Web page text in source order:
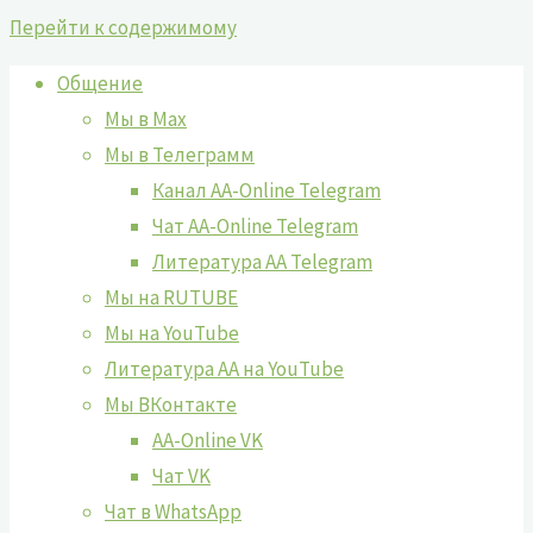
Перейти к содержимому
Общение
Мы в Max
Мы в Телеграмм
Канал AA-Online Telegram
Чат AA-Online Telegram
Литература АА Telegram
Мы на RUTUBE
Мы на YouTube
Литература АА на YouTube
Мы ВКонтакте
AA-Online VK
Чат VK
Чат в WhatsApp